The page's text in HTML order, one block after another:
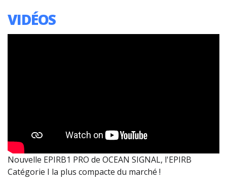
VIDÉOS
Nouvelle EPIRB1 PRO de OCEAN SIGNAL, l'EPIRB
Catégorie I la plus compacte du marché !